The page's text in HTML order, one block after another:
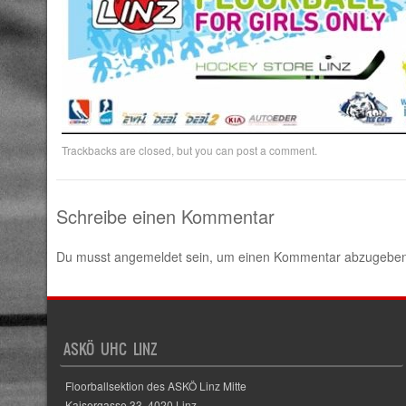
Trackbacks are closed, but you can post a comment.
Schreibe einen Kommentar
Du musst angemeldetsein, um einen Kommentar
ASKÖ UHC LINZ
Floorballsektion des ASKÖ Linz Mitte